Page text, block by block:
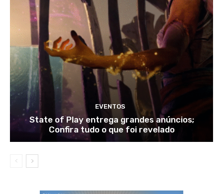
EVENTOS
State of Play entrega grandes anúncios;
Confira tudo o que foi revelado